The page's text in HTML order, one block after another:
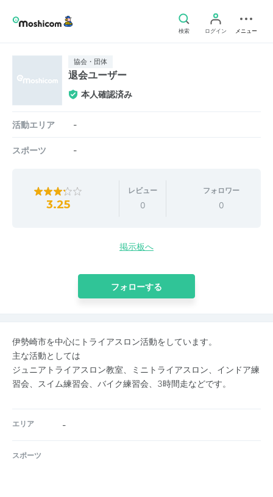
検索 ログイン メニュー
協会・団体
退会ユーザー
本人確認済み
活動エリア -
スポーツ -
3.25
レビュー
0
フォロワー
0
掲示板へ
フォローする
伊勢崎市を中心にトライアスロン活動をしています。
主な活動としては
ジュニアトライアスロン教室、ミニトライアスロン、インドア練
習会、スイム練習会、バイク練習会、3時間走などです。
エリア -
スポーツ